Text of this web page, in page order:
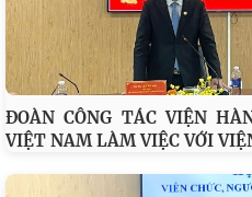
ĐOÀN CÔNG TÁC VIỆN
VIỆT NAM LÀM VIỆC VỚI